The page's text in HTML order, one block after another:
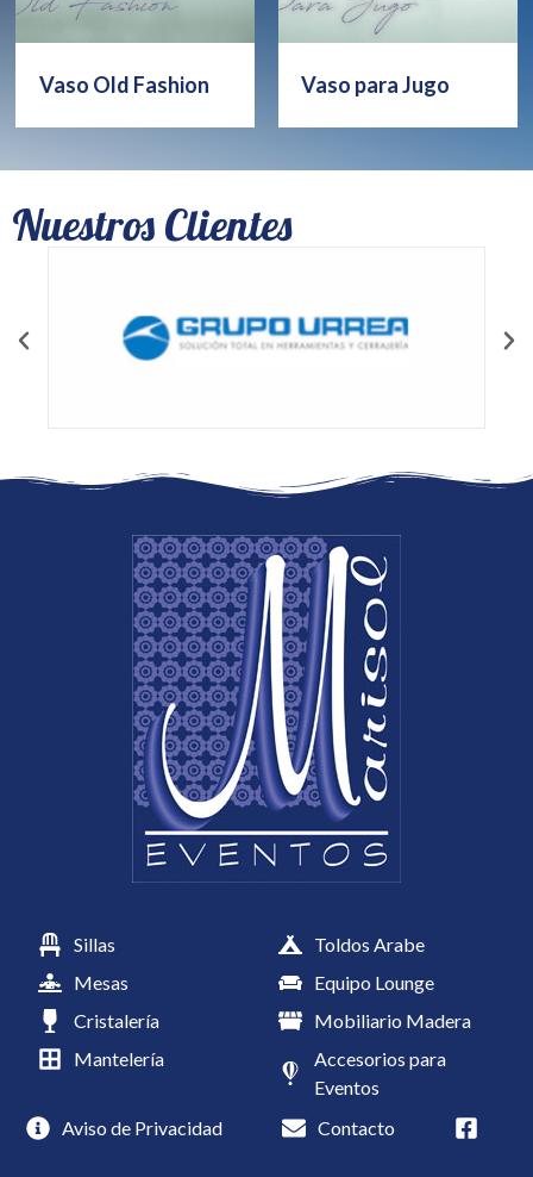
Vaso Old Fashion Vaso para Jugo
Nuestros Clientes
Sillas
Mesas
Cristalería
Mantelería
Toldos Arabe
Equipo Lounge
Mobiliario Madera
Accesorios para
Eventos
Aviso de Privacidad
Contacto